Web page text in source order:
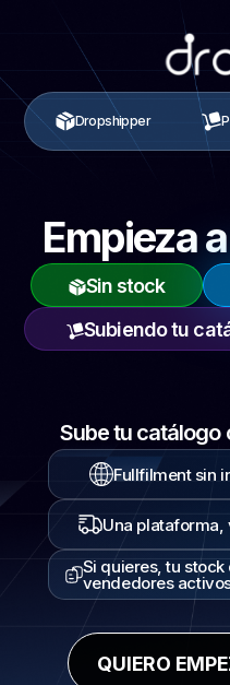
Dropshipper
Empieza
Sin stock
Subiendo tu
Sube tu catálogo
Fullfilment sin
Una plataforma,
Si quieres, tu
vendedores
QUIERO